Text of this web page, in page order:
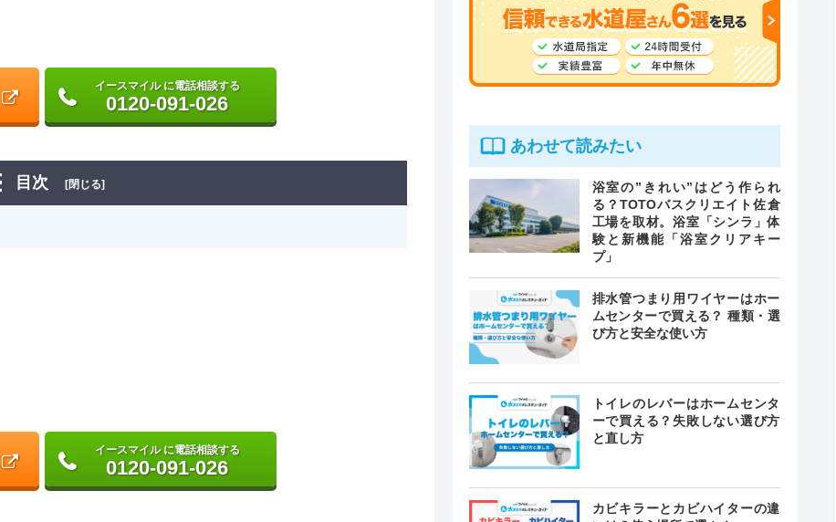
イースマイル に電話相談する
0120-091-026
目次 [閉じる]
イースマイル に電話相談する
0120-091-026
あわせて読みたい
浴室の”きれい”はどう作られ
る？TOTOバスクリエイト佐倉
工場を取材。浴室「シンラ」体
験と新機能「浴室クリアキー
プ」
排水管つまり用ワイヤーはホー
ムセンターで買える？ 種類・選
び方と安全な使い方
トイレのレバーはホームセンタ
ーで買える？失敗しない選び方
と直し方
カビキラーとカビハイターの違